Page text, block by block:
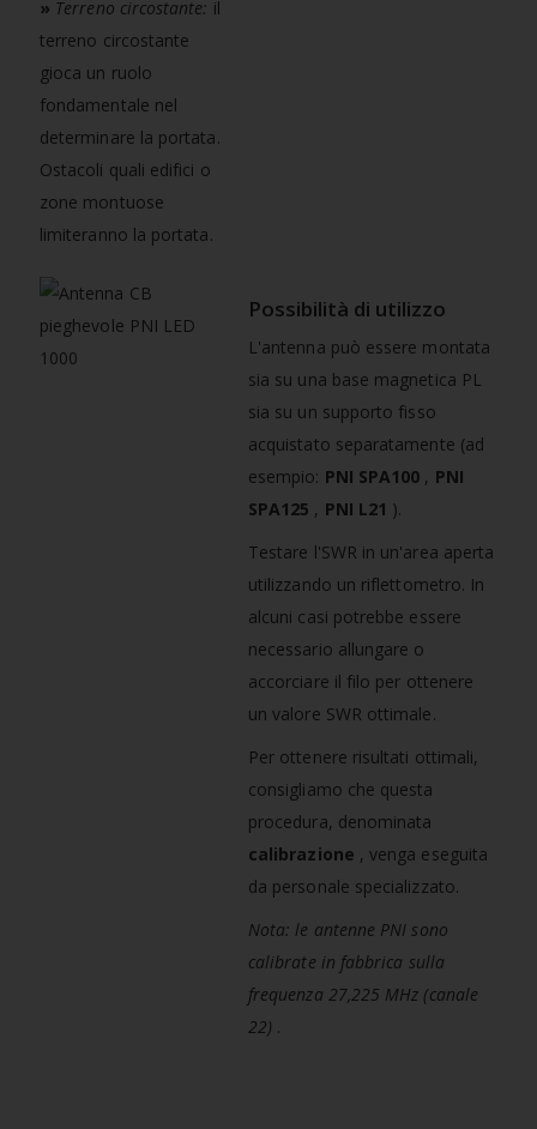
» Terreno circostante: il
terreno circostante
gioca un ruolo
fondamentale nel
determinare la portata.
Ostacoli quali edifici o
zone montuose
limiteranno la portata.
Possibilità di utilizzo
L'antenna può essere montata
sia su una base magnetica PL
sia su un supporto fisso
acquistato separatamente (ad
esempio: PNI SPA100 , PNI
SPA125 , PNI L21 ).
Testare l'SWR in un'area aperta
utilizzando un riflettometro. In
alcuni casi potrebbe essere
necessario allungare o
accorciare il filo per ottenere
un valore SWR ottimale.
Per ottenere risultati ottimali,
consigliamo che questa
procedura, denominata
calibrazione , venga eseguita
da personale specializzato.
Nota: le antenne PNI sono
calibrate in fabbrica sulla
frequenza 27,225 MHz (canale
22) .